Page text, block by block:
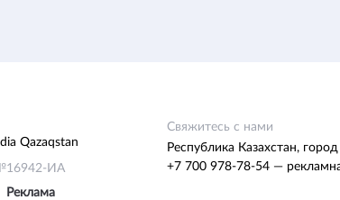
Qazaqstan
ИА
Реклама
Свяжитесь с нами
Республика Казахстан,
+7 700 978-78-54 —